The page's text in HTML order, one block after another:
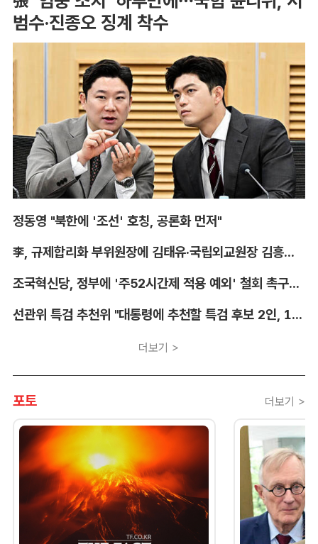
범수·진종오 징계 착수
정동영 "북한에 '조선' 호칭, 공론화 먼저"
李, 규제합리화 부위원장에 김태유·국립외교원장 김흥규 임명
조국혁신당, 정부에 '주52시간제 적용 예외' 철회 촉구…"흥정 대상 아냐"
선관위 특검 추천위 "대통령에 추천할 특검 후보 2인, 14일 확정"
더보기 >
포토 더보기 >